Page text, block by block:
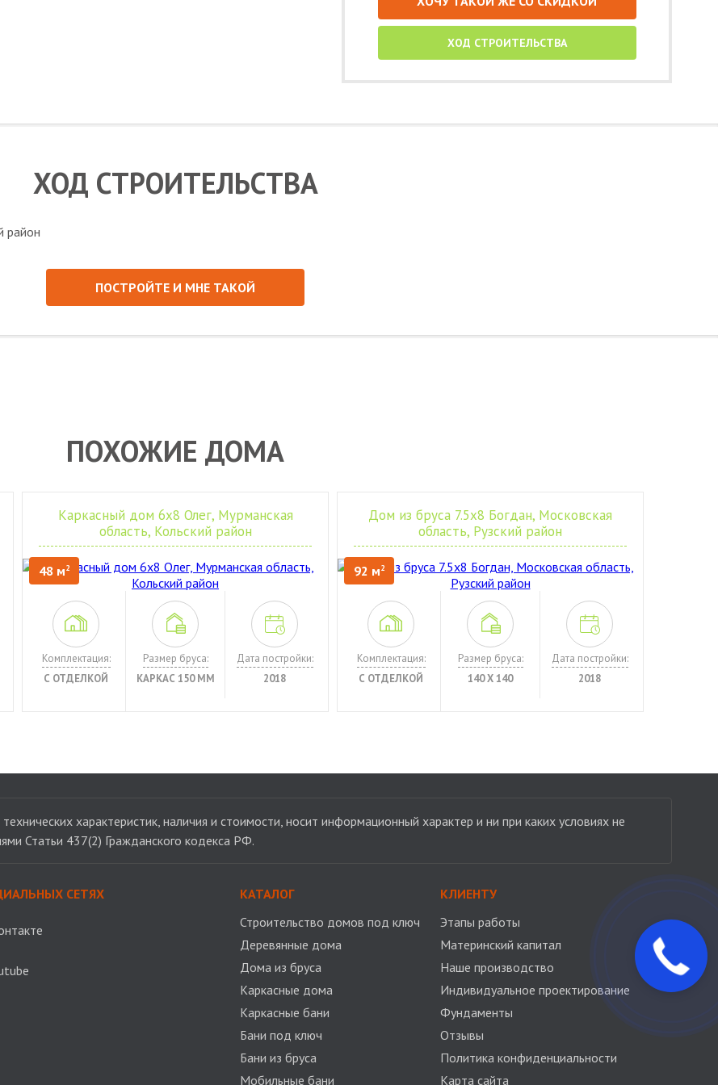
ХОД СТРОИТЕЛЬСТВА
ХОД СТРОИТЕЛЬСТВА
ПОСТРОЙТЕ И МНЕ ТАКОЙ
ПОХОЖИЕ ДОМА
Каркасный дом 6х8 Олег, Мурманская
область, Кольский район
48 м2
Комплектация:
С ОТДЕЛКОЙ
Размер бруса:
КАРКАС 150 ММ
Дата постройки:
2018
Дом из бруса 7.5х8 Богдан, Московская
область, Рузский район
92 м2
Комплектация:
С ОТДЕЛКОЙ
Размер бруса:
140 Х 140
Дата постройки:
2018
характеристик, наличия и стоимости, носит информационный характер и ни при каких условиях не
Статьи 437(2) Гражданского кодекса РФ.
СЕТЯХ
КАТАЛОГ
Строительство домов под ключ
Деревянные дома
Дома из бруса
Каркасные дома
Каркасные бани
Бани под ключ
Бани из бруса
Мобильные бани
КЛИЕНТУ
Этапы работы
Материнский капитал
Наше производство
Индивидуальное проектирование
Фундаменты
Отзывы
Политика конфиденциальности
Карта сайта